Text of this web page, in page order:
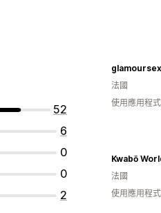
52
6
0
0
2
法國
使用應用程
Kwabō
法國
使用應用程